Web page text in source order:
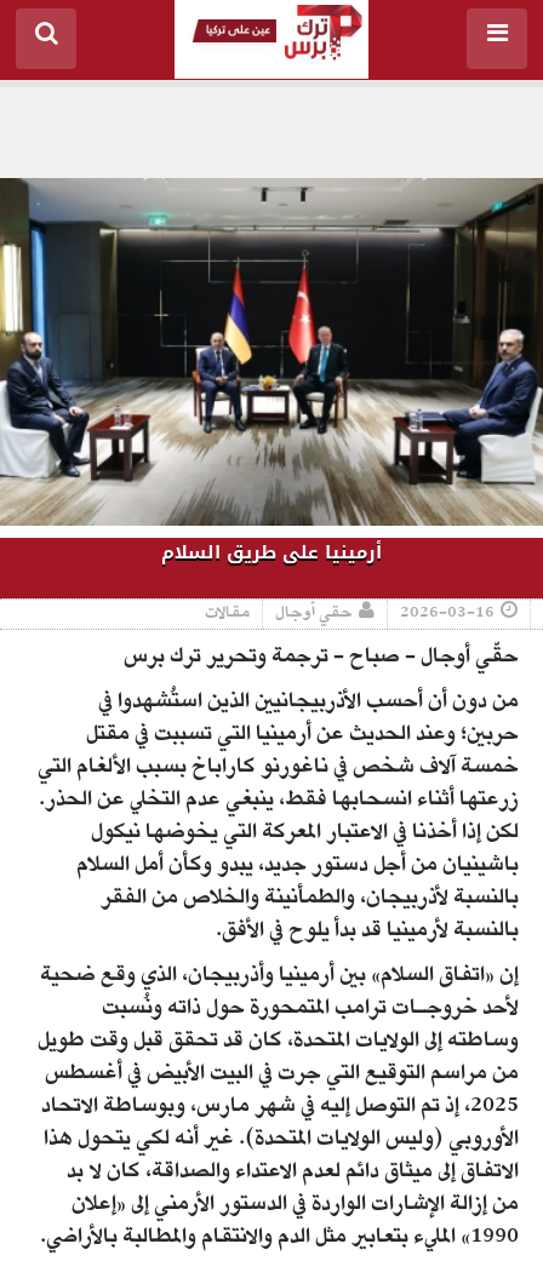
أرمينيا على طريق السلام
2026-03-16 حقي أوجال مقالات
حقّي أوجال - صباح - ترجمة وتحرير ترك برس
من دون أن أحسب الأذربيجانيين الذين استُشهدوا في
حربين؛ وعند الحديث عن أرمينيا التي تسببت في مقتل
خمسة آلاف شخص في ناغورنو كاراباخ بسبب الألغام التي
زرعتها أثناء انسحابها فقط، ينبغي عدم التخلي عن الحذر.
لكن إذا أخذنا في الاعتبار المعركة التي يخوضها نيكول
باشينيان من أجل دستور جديد، يبدو وكأن أمل السلام
بالنسبة لأذربيجان، والطمأنينة والخلاص من الفقر
بالنسبة لأرمينيا قد بدأ يلوح في الأفق.
إن «اتفاق السلام» بين أرمينيا وأذربيجان، الذي وقع ضحية
لأحد خروجـات ترامب المتمحورة حول ذاته ونُسبت
وساطته إلى الولايات المتحدة، كان قد تحقق قبل وقت طويل
من مراسم التوقيع التي جرت في البيت الأبيض في أغسطس
2025، إذ تم التوصل إليه في شهر مارس، وبوساطة الاتحاد
الأوروبي (وليس الولايات المتحدة). غير أنه لكي يتحول هذا
الاتفاق إلى ميثاق دائم لعدم الاعتداء والصداقة، كان لا بد
من إزالة الإشارات الواردة في الدستور الأرمني إلى «إعلان
1990» المليء بتعابير مثل الدم والانتقام والمطالبة بالأراضي.